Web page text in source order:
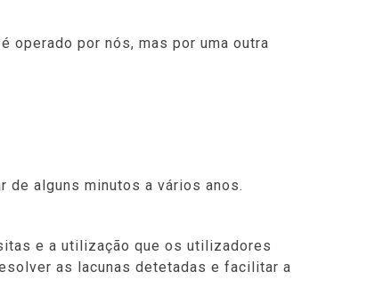
operado por nós, mas por uma outra
de alguns minutos a vários anos.
e a utilização que os utilizadores
as lacunas detetadas e facilitar a